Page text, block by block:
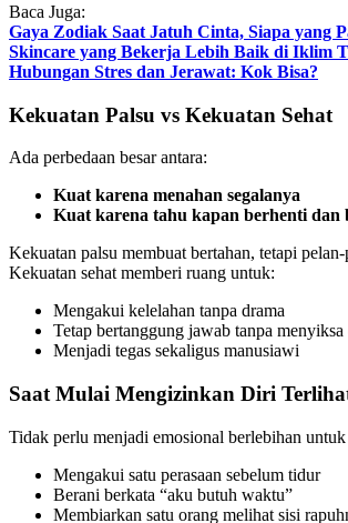
Baca Juga:
Gaya Zodiak Saat Jatuh Cinta, Siapa yang
Skincare yang Bekerja Lebih Baik di Iklim
Hubungan Stres dan Jerawat: Kok Bisa?
Kekuatan Palsu vs Kekuatan Sehat
Ada perbedaan besar antara:
Kuat karena menahan segalanya
Kuat karena tahu kapan berhenti dan
Kekuatan palsu membuat bertahan, tetapi
Kekuatan sehat memberi ruang untuk:
Mengakui kelelahan tanpa drama
Tetap bertanggung jawab tanpa
Menjadi tegas sekaligus manusiawi
Saat Mulai Mengizinkan Diri
Tidak perlu menjadi emosional berlebihan
Mengakui satu perasaan sebelum tidur
Berani berkata “aku butuh waktu”
Membiarkan satu orang melihat sisi